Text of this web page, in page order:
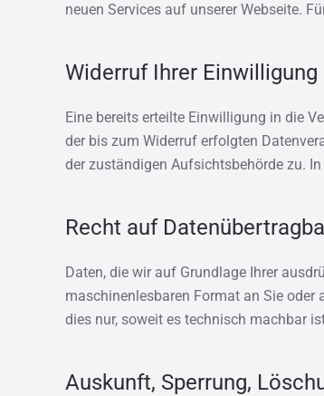
neuen Services auf unserer Webseite.
Widerruf Ihrer
Eine bereits erteilte Einwilligung in die
der bis zum Widerruf erfolgten
der zuständigen Aufsichtsbehörde zu.
Recht auf
Daten, die wir auf Grundlage Ihrer
maschinenlesbaren Format an Sie oder
dies nur, soweit es technisch machbar
Auskunft, Sperrung,